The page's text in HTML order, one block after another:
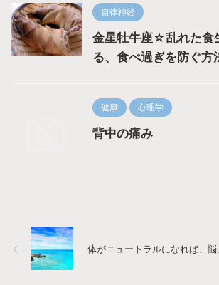
自律神経
金星牡牛座☆乱れた食
る、食べ過ぎを防ぐ
健康 心理学
背中の痛み
体がニュートラルになれば、悩